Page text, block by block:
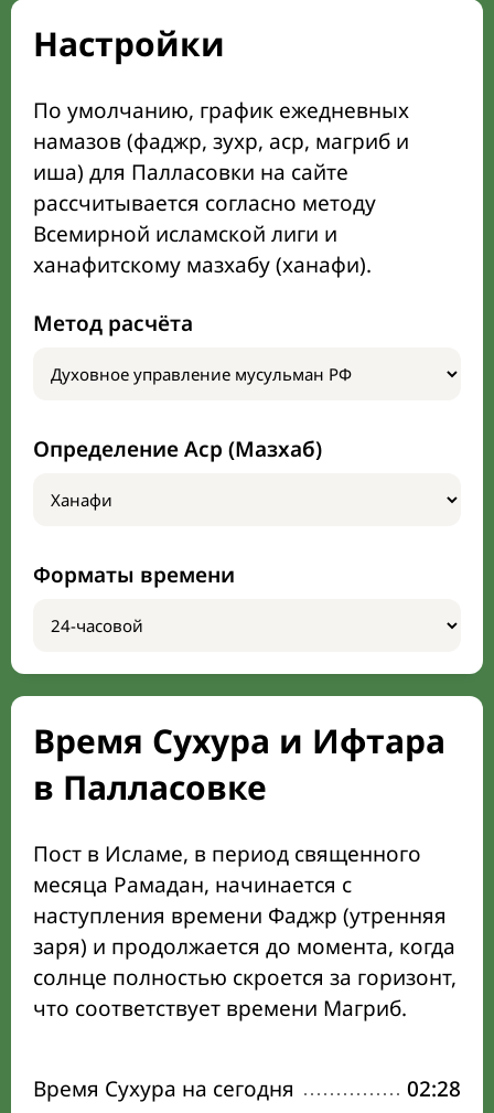
Настройки
По умолчанию, график ежедневных
намазов (фаджр, зухр, аср, магриб и
иша) для Палласовки на сайте
рассчитывается согласно методу
Всемирной исламской лиги и
ханафитскому мазхабу (ханафи).
Метод расчёта
Определение Аср (Мазхаб)
Форматы времени
Время Сухура и Ифтара
в Палласовке
Пост в Исламе, в период священного
месяца Рамадан, начинается с
наступления времени Фаджр (утренняя
заря) и продолжается до момента, когда
солнце полностью скроется за горизонт,
что соответствует времени Магриб.
Время Сухура на сегодня 02:28